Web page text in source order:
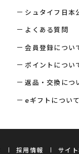
シュタイフ日本
よくある質問
会員登録につい
ポイントについ
返品・交換につ
eギフトについて
採用情報 サイ